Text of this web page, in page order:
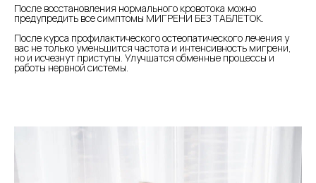
После восстановления нормального кровотока можно
предупредить все симптомы МИГРЕНИ БЕЗ ТАБЛЕТОК.
⠀
После курса профилактического остеопатического лечения у
вас не только уменьшится частота и интенсивность мигрени,
но и исчезнут приступы. Улучшатся обменные процессы и
работы нервной системы.